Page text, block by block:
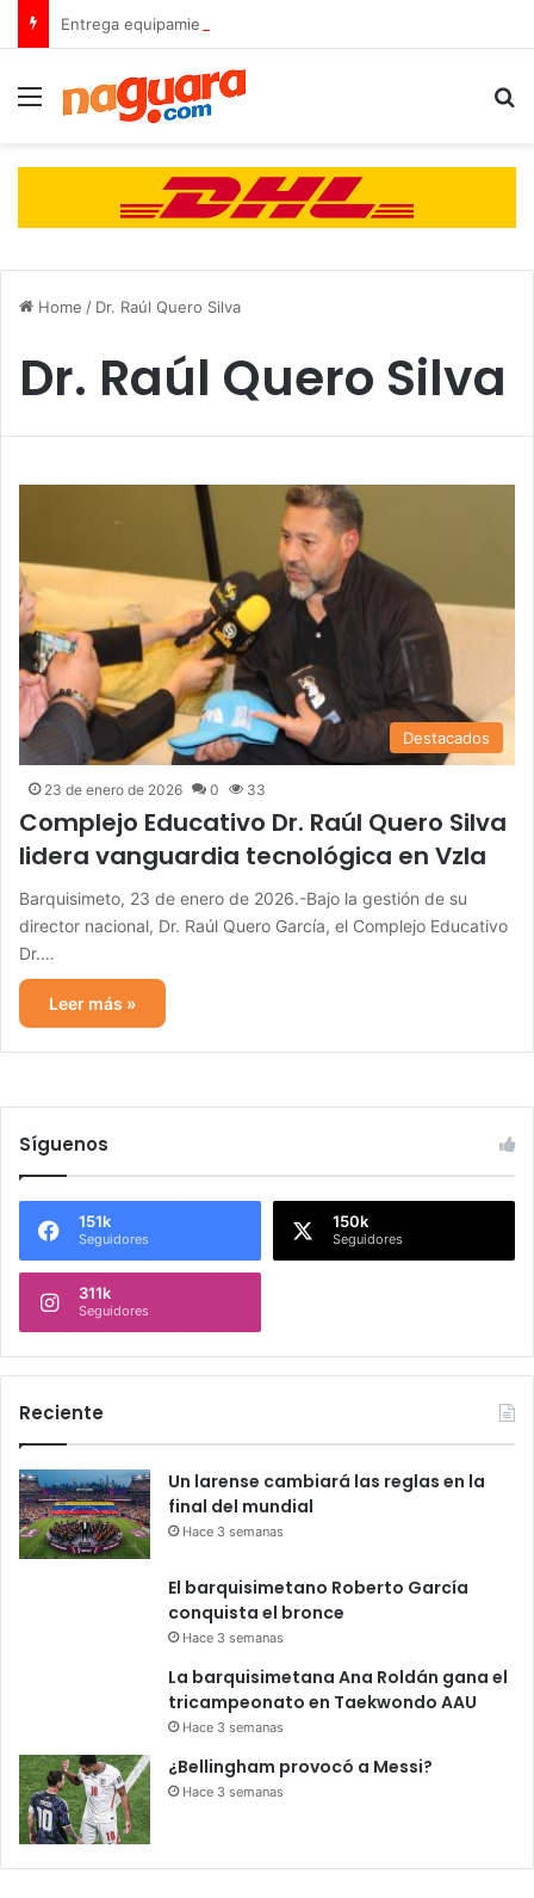
Menu
Home / Dr. Raúl Quero Silva
Dr. Raúl Quero Silva
Destacados
23 de enero de 2026 0 33
Complejo Educativo Dr. Raúl Quero Silva
lidera vanguardia tecnológica en Vzla
Barquisimeto, 23 de enero de 2026.-Bajo la gestión de su
director nacional, Dr. Raúl Quero García, el Complejo Educativo
Dr.…
Leer más »
Síguenos
151k
Seguidores
150k
Seguidores
311k
Seguidores
Reciente
Un larense cambiará las reglas en la
final del mundial
Hace 3 semanas
El barquisimetano Roberto García
conquista el bronce
Hace 3 semanas
La barquisimetana Ana Roldán gana el
tricampeonato en Taekwondo AAU
Hace 3 semanas
¿Bellingham provocó a Messi?
Hace 3 semanas